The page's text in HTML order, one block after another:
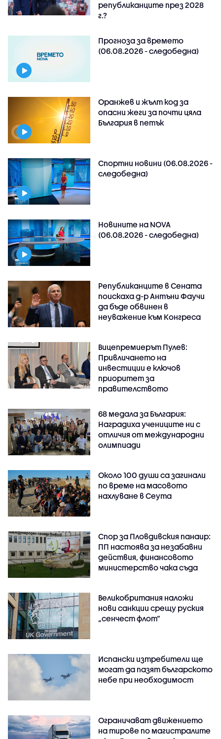
републиканците през 2028
г.?
Прогноза за времето
(06.08.2026 - следобедна)
Оранжев и жълт код за
опасни жеги за почти цяла
България в петък
Спортни новини (06.08.2026 -
следобедна)
Новините на NOVA
(06.08.2026 - следобедна)
Републиканците в Сената
поискаха д-р Антъни Фаучи
да бъде обвинен в
неуважение към Конгреса
Вицепремиерът Пулев:
Привличането на
инвестиции е ключов
приоритет за
правителството
68 медала за България:
Наградиха учениците ни с
отличия от международни
олимпиади
Около 100 души са загинали
по време на масовото
нахлуване в Сеута
Спор за Пловдивския панаир:
ПП настоява за незабавни
действия, финансовото
министерство чака съда
Великобритания наложи
нови санкции срещу руския
„сенчест флот“
Испански изтребители ще
могат да пазят българското
небе при необходимост
Ограничават движението
на тирове по магистралите